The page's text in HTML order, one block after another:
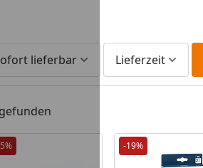
lieferbar Lieferzeit
-19%